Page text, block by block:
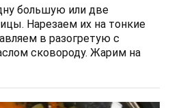
большую или две
Нарезаем их на тонкие
в разогретую с
сковороду. Жарим на